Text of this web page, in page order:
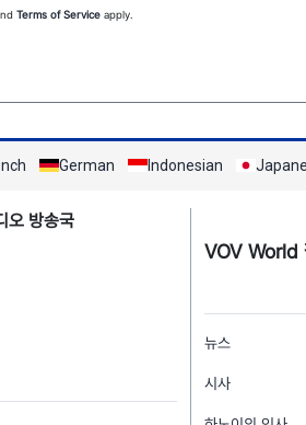
Terms of Service apply.
German Indonesian
오 방송국
VOV World
menu
뉴스
시사